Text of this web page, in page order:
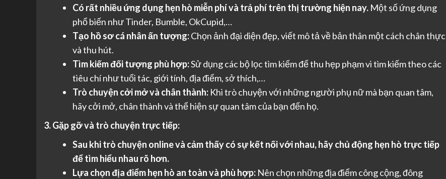
Có rất nhiều ứng dụng hẹn hò miễn phí và trả phí trên thị trường hiện nay. Một số ứng dụng
phổ biến như Tinder, Bumble, OkCupid,…
Tạo hồ sơ cá nhân ấn tượng:Chọn ảnh đại diện đẹp, viết mô tả về bản thân một cách chân thực
và thu hút.
Tìm kiếm đối tượng phù hợp:Sử dụng các bộ lọc tìm kiếm để thu hẹp phạm vi tìm kiếm theo các
tiêu chí như tuổi tác, giới tính, địa điểm, sở thích,…
Trò chuyện cởi mở và chân thành: Khi trò chuyện với những người phụ nữ mà bạn quan tâm,
hãy cởi mở, chân thành và thể hiện sự quan tâm của bạn đến họ.
3. Gặp gỡ và trò chuyện trực tiếp:
Sau khi trò chuyện online và cảm thấy có sự kết nối với nhau, hãy chủ động hẹn hò trực tiếp
để tìm hiểu nhau rõ hơn.
Lựa chọn địa điểm hẹn hò an toàn và phù hợp: Nên chọn những địa điểm công cộng, đông